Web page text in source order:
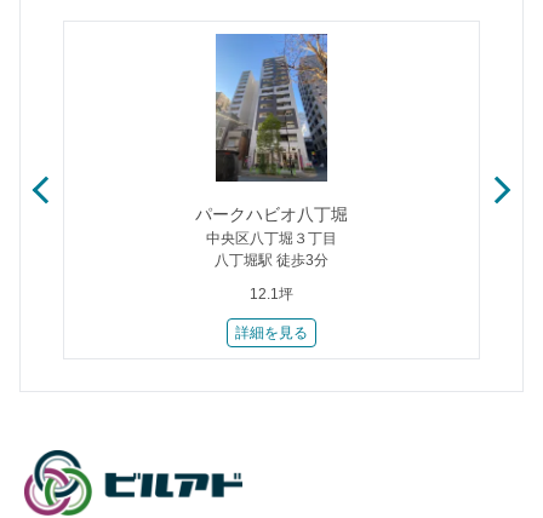
パークハビオ八丁堀
中央区八丁堀３丁目
八丁堀駅 徒歩3分
12.1坪
詳細を見る